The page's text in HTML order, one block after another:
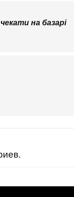
на базарі